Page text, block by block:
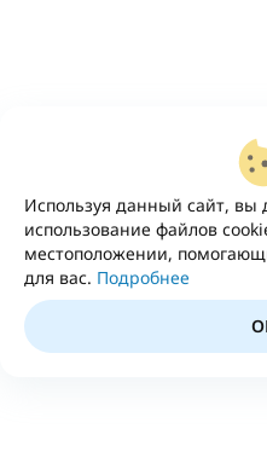
Используя данный сайт, вы
использование файлов
местоположении,
для вас. Подробнее